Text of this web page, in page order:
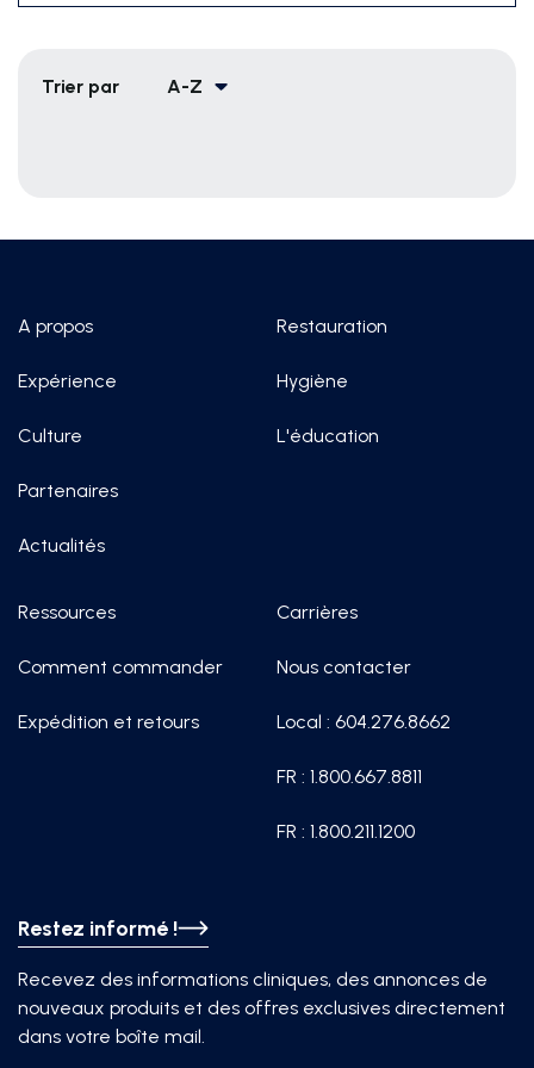
Trier par A-Z
Restez informé !
Recevez des informations cliniques, des annonces de
nouveaux produits et des offres exclusives directement
dans votre boîte mail.
A propos
Expérience
Culture
Partenaires
Actualités
Restauration
Hygiène
L'éducation
Ressources
Comment commander
Expédition et retours
Carrières
Nous contacter
Local : 604.276.8662
FR : 1.800.667.8811
FR : 1.800.211.1200